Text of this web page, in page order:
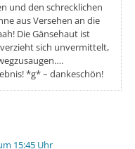
und den schrecklichen
aus Versehen an die
Die Gänsehaut ist
sich unvermittelt,
*g* – dankeschön!
15:45 Uhr